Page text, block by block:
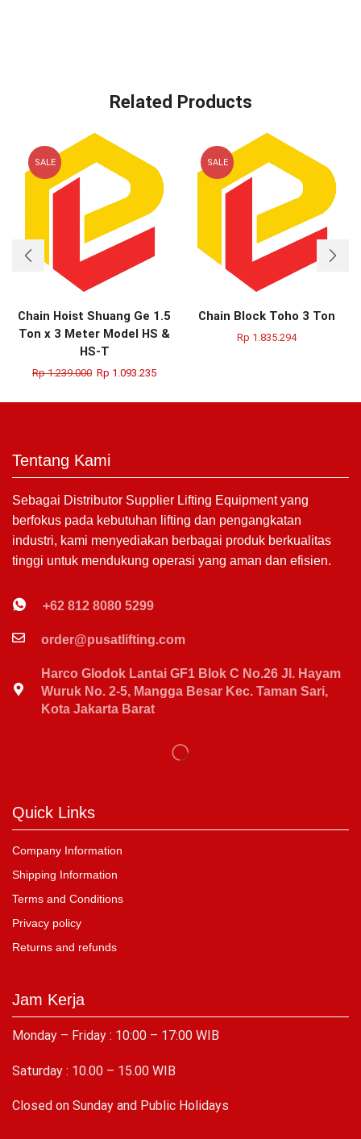
Related Products
SALE
Chain Hoist Shuang Ge 1.5
Ton x 3 Meter Model HS &
HS-T
Rp1.239.000 Rp 1.093.235
SALE
Chain Block Toho 3 Ton
Rp 1.835.294
Tentang Kami
Sebagai Distributor Supplier Lifting Equipment yang
berfokus pada kebutuhan lifting dan pengangkatan
industri, kami menyediakan berbagai produk berkualitas
tinggi untuk mendukung operasi yang aman dan efisien.
+62 812 8080 5299
order@pusatlifting.com
Harco Glodok Lantai GF1 Blok C No.26 Jl. Hayam
Wuruk No. 2-5, Mangga Besar Kec. Taman Sari,
Kota Jakarta Barat
Quick Links
Company Information
Shipping Information
Terms and Conditions
Privacy policy
Returns and refunds
Jam Kerja
Monday – Friday : 10:00 – 17:00 WIB
Saturday : 10.00 – 15.00 WIB
Closed on Sunday and Public Holidays